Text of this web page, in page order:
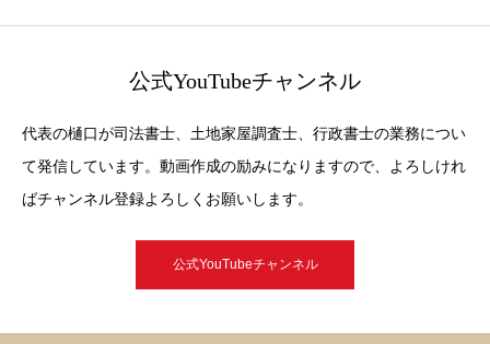
公式YouTubeチャンネル
代表の樋口が司法書士、土地家屋調査士、行政書士の業務につい
て発信しています。動画作成の励みになりますので、よろしけれ
ばチャンネル登録よろしくお願いします。
公式YouTubeチャンネル